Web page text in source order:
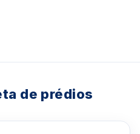
de prédios